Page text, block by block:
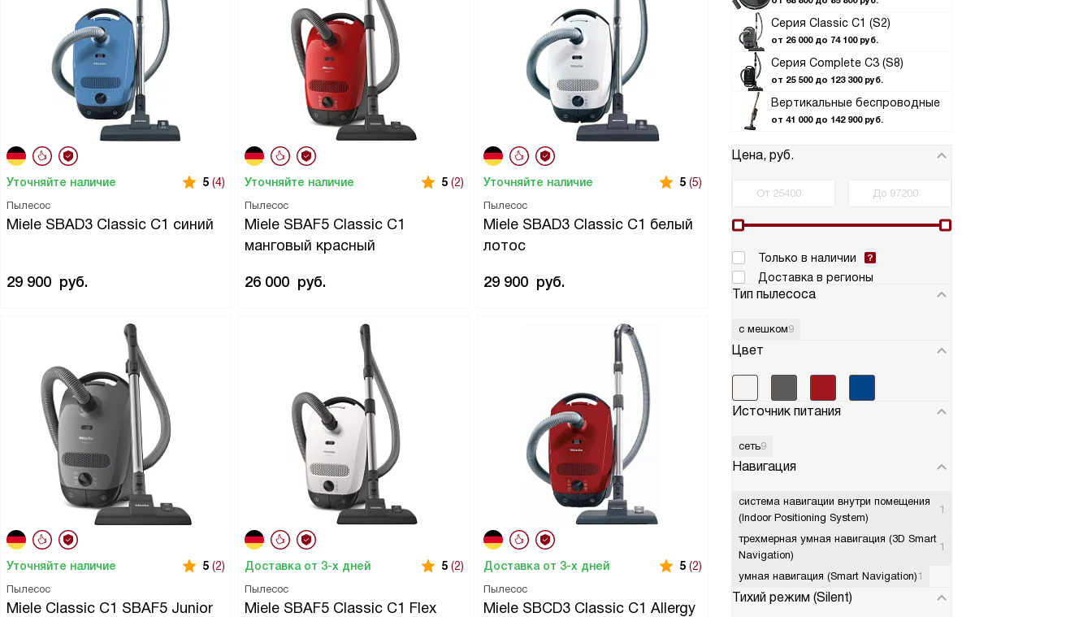
Серия Classic C1 (S2)
от 26 000 до 74 100 руб.
Серия Complete C3 (S8)
от 25 500 до 123 300 руб.
Вертикальные беспроводные
от 41 000 до 142 900 руб.
Цена, руб.
Только в наличии
Доставка в регионы
Тип пылесоса
с мешком9
Цвет
Источник питания
сеть9
Навигация
система навигации внутри помещения
(Indoor Positioning System)
1
трехмерная умная навигация (3D Smart
Navigation)
1
умная навигация (Smart Navigation)1
Тихий режим (Silent)
Пылесос
Miele SBAD3 Classic C1 синий
Уточняйте наличие 5 (4)
29 900 руб.
Пылесос
Miele SBAF5 Classic C1
манговый красный
Уточняйте наличие 5 (2)
26 000 руб.
Пылесос
Miele SBAD3 Classic C1 белый
лотос
Уточняйте наличие 5 (5)
29 900 руб.
Пылесос
Miele Classic C1 SBAF5 Junior
Уточняйте наличие 5 (2)
Пылесос
Miele SBAF5 Classic C1 Flex
Доставка от 3-х дней 5 (2)
Пылесос
Miele SBCD3 Classic C1 Allergy
Доставка от 3-х дней 5 (2)